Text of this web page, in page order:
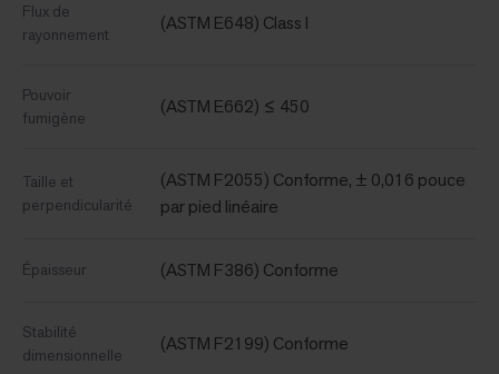
Flux de
rayonnement
(ASTM E648) Class I
Pouvoir
fumigène
(ASTM E662) ≤ 450
Taille et
perpendicularité
(ASTM F2055) Conforme, ± 0,016 pouce
par pied linéaire
Épaisseur (ASTM F386) Conforme
Stabilité
dimensionnelle
(ASTM F2199) Conforme